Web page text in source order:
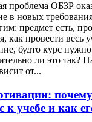
проблема ОБЗР
в новых
предмет есть,
как провести весь
будто курс нужно
ли это так?
от...
к учебе и как